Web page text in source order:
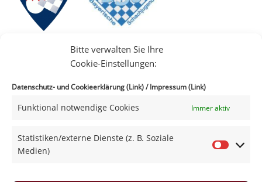
Bitte verwalten Sie Ihre
Cookie-Einstellungen:
Datenschutz- und Cookieerklärung (Link)/Impressum (Link)
Funktional notwendige Cookies Immer aktiv
Statistiken/externe Dienste (z. B. Soziale
Medien)